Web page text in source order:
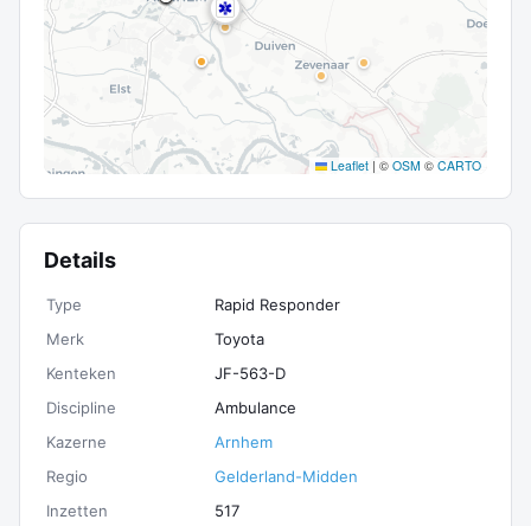
Leaflet | © OSM © CARTO
Details
Type
Rapid Responder
Merk
Toyota
Kenteken
JF-563-D
Discipline
Ambulance
Kazerne
Arnhem
Regio
Gelderland-Midden
Inzetten
517